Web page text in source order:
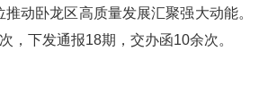
动卧龙区高质量发展汇聚强大动能。
，下发通报18期，交办函10余次。